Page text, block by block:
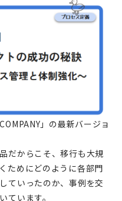
」の最新バージョ
だからこそ、移行も大規
ためにどのように各部門
ていったのか、事例を交
ています。